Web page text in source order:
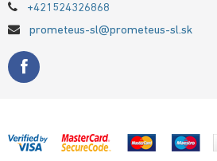
+421524326868
prometeus-sl@prometeus-sl.sk